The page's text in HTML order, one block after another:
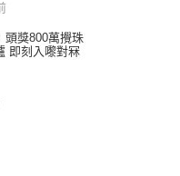
頭獎800萬攪珠
即刻入嚟對冧